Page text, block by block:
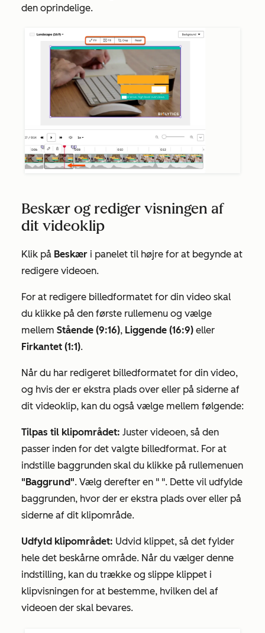
den oprindelige.
Beskær og rediger visningen af
dit videoklip
Klik på Beskær i panelet til højre for at begynde at
redigere videoen.
For at redigere billedformatet for din video skal
du klikke på den første rullemenu og vælge
mellem Stående (9:16), Liggende (16:9) eller
Firkantet (1:1).
Når du har redigeret billedformatet for din video,
og hvis der er ekstra plads over eller på siderne af
dit videoklip, kan du også vælge mellem følgende:
Tilpas til klipområdet: Juster videoen, så den
passer inden for det valgte billedformat. For at
indstille baggrunden skal du klikke på rullemenuen
"Baggrund". Vælg derefter en " ". Dette vil udfylde
baggrunden, hvor der er ekstra plads over eller på
siderne af dit klipområde.
Udfyld klipområdet: Udvid klippet, så det fylder
hele det beskårne område. Når du vælger denne
indstilling, kan du trække og slippe klippet i
klipvisningen for at bestemme, hvilken del af
videoen der skal bevares.